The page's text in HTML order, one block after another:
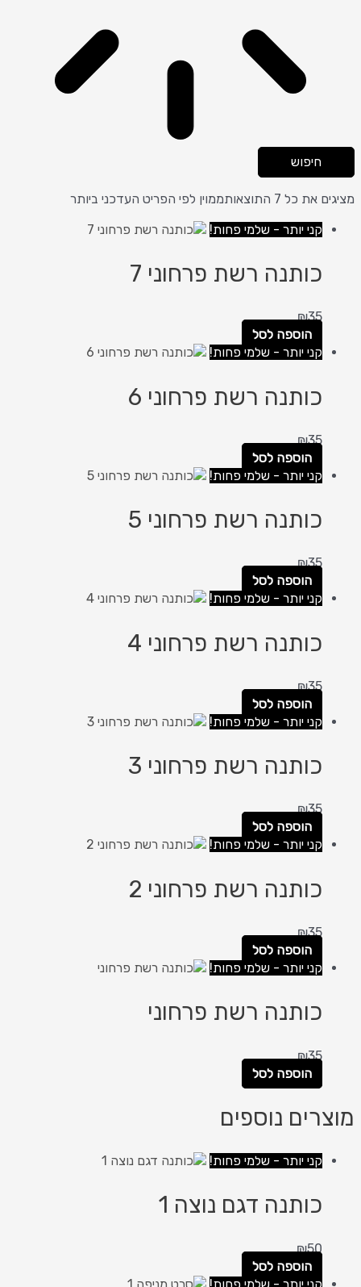
חיפוש
מציגים את כל ⁦7⁩ התוצאות
ממוין לפי הפריט העדכני ביותר
קני יותר - שלמי פחות!
כותנה רשת פרחוני 7
₪35
הוספה לסל
קני יותר - שלמי פחות!
כותנה רשת פרחוני 6
₪35
הוספה לסל
קני יותר - שלמי פחות!
כותנה רשת פרחוני 5
₪35
הוספה לסל
קני יותר - שלמי פחות!
כותנה רשת פרחוני 4
₪35
הוספה לסל
קני יותר - שלמי פחות!
כותנה רשת פרחוני 3
₪35
הוספה לסל
קני יותר - שלמי פחות!
כותנה רשת פרחוני 2
₪35
הוספה לסל
קני יותר - שלמי פחות!
כותנה רשת פרחוני
₪35
הוספה לסל
מוצרים נוספים
קני יותר - שלמי פחות!
כותנה דגם נוצה 1
₪50
הוספה לסל
קני יותר - שלמי פחות!